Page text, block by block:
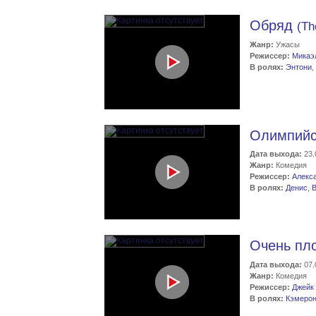
Обряд
Жанр: Ужасы
Режиссер:
В ролях: Энтони
Дата выхода:
Жанр: Комедия
Режиссер:
В ролях: Денис
Очень
Дата выхода:
Жанр: Комедия
Режиссер: Джейк
В ролях: Кэмерон